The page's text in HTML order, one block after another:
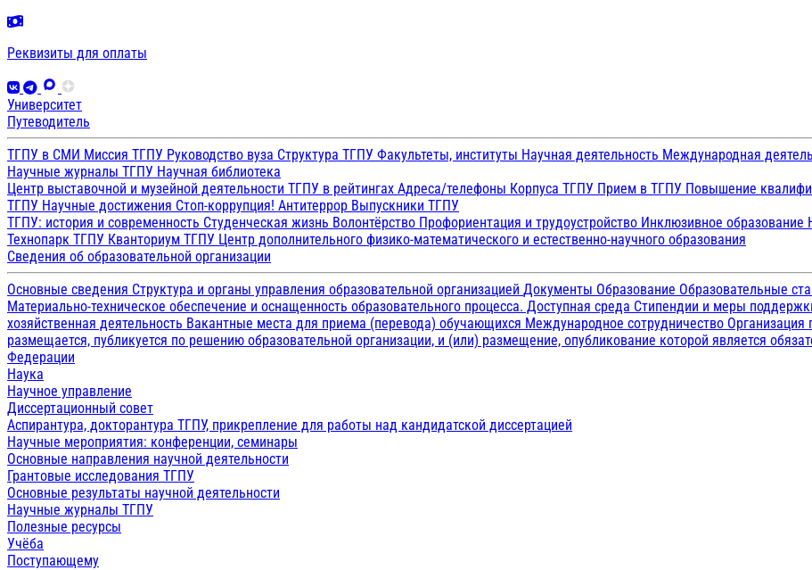
Реквизиты для оплаты
Университет
Путеводитель
ТГПУ в СМИ Миссия ТГПУ Руководство вуза Структура ТГПУ Факультеты, институты Научная деятельность Международная
Научные журналы ТГПУ Научная библиотека
Центр выставочной и музейной деятельности ТГПУ в рейтингах Адреса/телефоны Корпуса ТГПУ Прием в ТГПУ Повышение
ТГПУ Научные достижения Стоп-коррупция! Антитеррор Выпускники ТГПУ
ТГПУ: история и современность Студенческая жизнь Волонтёрство Профориентация и трудоустройство Инклюзивное образование
Технопарк ТГПУ Кванториум ТГПУ Центр дополнительного физико-математического и естественно-научного образования
Сведения об образовательной организации
Основные сведения Структура и органы управления образовательной организацией Документы Образование Образовательные
Материально-техническое обеспечение и оснащенность образовательного процесса. Доступная среда Стипендии и меры
хозяйственная деятельность Вакантные места для приема (перевода) обучающихся Международное сотрудничество Организация
размещается, публикуется по решению образовательной организации, и (или) размещение, опубликование которой является
Федерации
Наука
Научное управление
Диссертационный совет
Аспирантура, докторантура ТГПУ, прикрепление для работы над кандидатской диссертацией
Научные мероприятия: конференции, семинары
Основные направления научной деятельности
Грантовые исследования ТГПУ
Основные результаты научной деятельности
Научные журналы ТГПУ
Полезные ресурсы
Учёба
Поступающему